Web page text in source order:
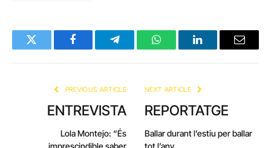
Twitter FacebookTelegramWhatsAppLinkedInEmail
PREVIOUS ARTICLE
ENTREVISTA
Lola Montejo: “És
imprescindible saber
NEXT ARTICLE
REPORTATGE
Ballar durant l’estiu per ballar
tot l’any